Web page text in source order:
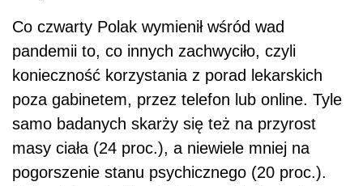
Co czwarty Polak wymienił wśród wad
pandemii to, co innych zachwyciło, czyli
konieczność korzystania z porad lekarskich
poza gabinetem, przez telefon lub online. Tyle
samo badanych skarży się też na przyrost
masy ciała (24 proc.), a niewiele mniej na
pogorszenie stanu psychicznego (20 proc.).